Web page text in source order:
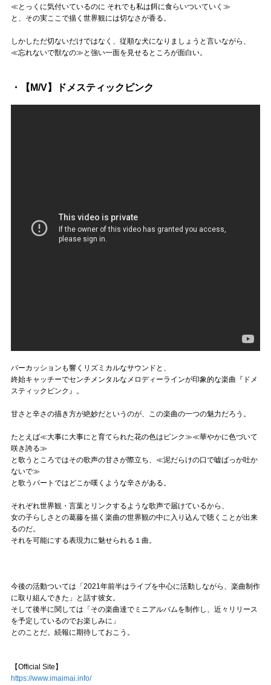
≪とっくに気付いているのに それでも私は餌に食らいついていく≫
と、その実ここで描く世界観には切なさが香る。
しかしただ切ないだけではなく、従順な犬になりましょうと言いながら、
≪忘れないで獣なの≫と強い一面を見せるところが面白い。
・【M/V】ドメスティックピンク
パーカッションも響くリズミカルなサウンドと、
終始キャッチーでセンチメンタルなメロディーラインが印象的な楽曲『ドメ
スティックピンク』。
甘さと辛さの描き方が絶妙だというのが、この楽曲の一つの魅力だろう。
たとえば≪大事に大事にと育てられた花の色はピンク≫≪華やかに色づいて
咲き誇る≫
と歌うところではその歌声の甘さが際立ち、≪泥だらけの口で嘘ばっか吐か
ないで≫
と歌うパートではどこか嘆くような辛さがある。
それぞれ世界観・言葉とリンクするような歌声で届けているから、
女の子らしさとの葛藤を描く楽曲の世界観の中に入り込んで聴くことが出来
るのだ。
それを可能にする表現力に魅せられる１曲。
今後の活動ついては「2021年前半はライブを中心に活動しながら、楽曲制作
に取り組んできた」と話す彼女。
そして後半に関しては「その楽曲達でミニアルバムを制作し、近々リリース
を予定しているのでお楽しみに」
とのことだ。続報に期待しておこう。
【Official Site】
https://www.imaimai.info/